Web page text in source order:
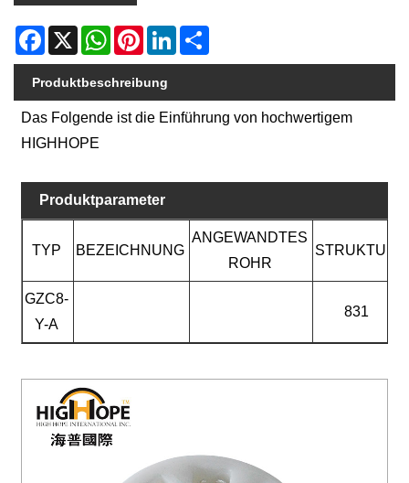
Facebook
X WhatsAppPinterestLinkedIn
Produktbeschreibung
Das Folgende ist die Einführung von hochwertigem
HIGHHOPE
Produktparameter
TYP BEZEICHNUNG
ANGEWANDTES
ROHR
STRUKTUR
GZC8-
Y-A
831